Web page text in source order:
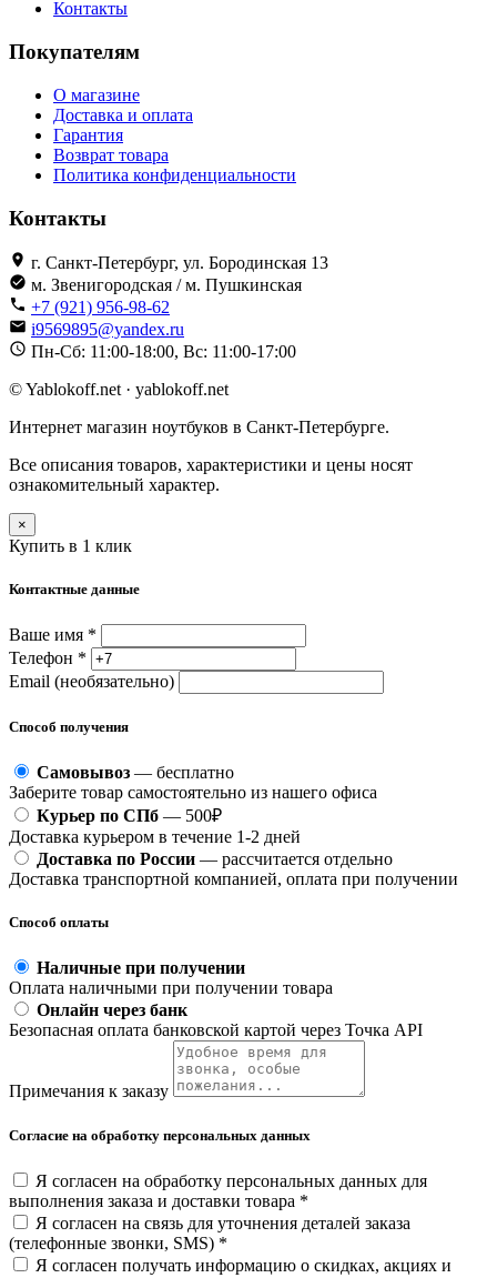
Контакты
Покупателям
О магазине
Доставка и оплата
Гарантия
Возврат товара
Политика конфиденциальности
Контакты
г. Санкт-Петербург, ул. Бородинская 13
м. Звенигородская / м. Пушкинская
+7 (921) 956-98-62
i9569895@yandex.ru
Пн-Сб: 11:00-18:00, Вс: 11:00-17:00
© Yablokoff.net · yablokoff.net
Интернет магазин ноутбуков в Санкт-Петербурге.
Все описания товаров, характеристики и цены носят
ознакомительный характер.
×
Купить в 1 клик
Контактные данные
Ваше имя *
Телефон *
Email (необязательно)
Способ получения
Самовывоз — бесплатно
Заберите товар самостоятельно из нашего офиса
Курьер по СПб — 500₽
Доставка курьером в течение 1-2 дней
Доставка по России — рассчитается отдельно
Доставка транспортной компанией, оплата при получении
Способ оплаты
Наличные при получении
Оплата наличными при получении товара
Онлайн через банк
Безопасная оплата банковской картой через Точка API
Примечания к заказу
Согласие на обработку персональных данных
Я согласен на обработку персональных данных для
выполнения заказа и доставки товара *
Я согласен на связь для уточнения деталей заказа
(телефонные звонки, SMS) *
Я согласен получать информацию о скидках, акциях и